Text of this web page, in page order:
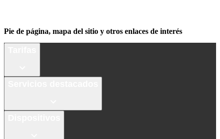
Pie de página, mapa del sitio y otros enlaces de interés